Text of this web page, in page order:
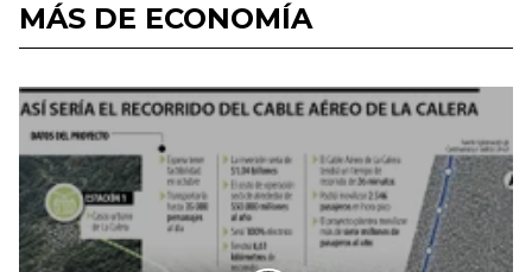
MÁS DE ECONOMÍA